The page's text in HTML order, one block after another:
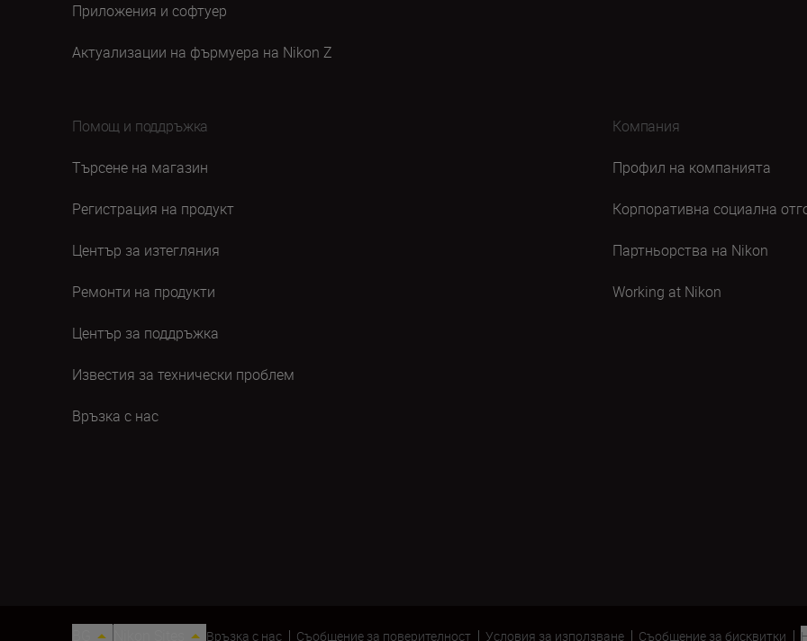
Приложения и софтуер
Актуализации на фърмуера на Nikon Z
Помощ и поддръжка
Търсене на магазин
Регистрация на продукт
Център за изтегляния
Ремонти на продукти
Център за поддръжка
Известия за технически проблем
Връзка с нас
Компания
Профил на компанията
Корпоративна социална
Партньорства на Nikon
Working at Nikon
Връзка с нас Съобщение за поверителност Условия за използване Съобщение за бисквитки